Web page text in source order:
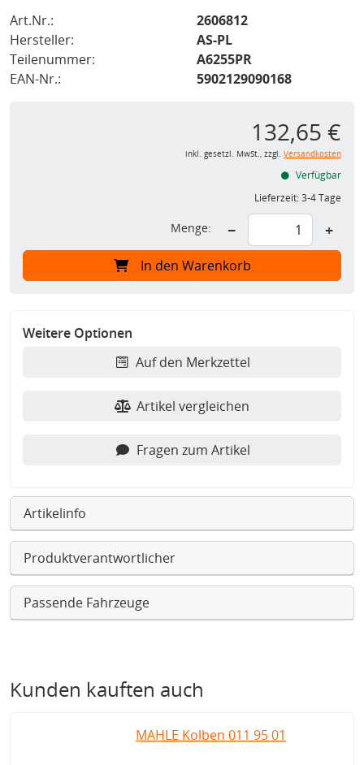
Art.Nr.:
2606812
Hersteller:
AS-PL
Teilenummer:
A6255PR
EAN-Nr.:
5902129090168
132,65 €
inkl. gesetzl. MwSt., zzgl. Versandkosten
Verfügbar
Lieferzeit:3-4 Tage
Menge: − +
In den Warenkorb
Weitere Optionen
Auf den Merkzettel
Artikel vergleichen
Fragen zum Artikel
Artikelinfo
Produktverantwortlicher
Passende Fahrzeuge
Kunden kauften auch
MAHLE Kolben 011 95 01